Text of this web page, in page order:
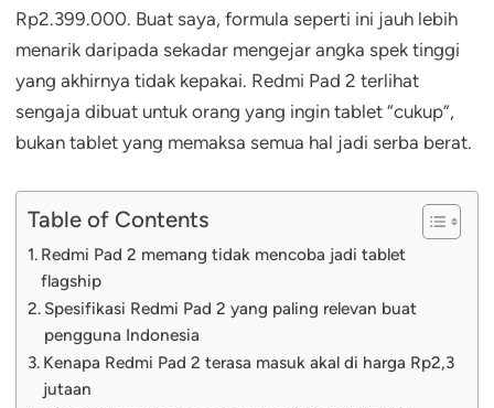
Rp2.399.000. Buat saya, formula seperti ini jauh lebih
menarik daripada sekadar mengejar angka spek tinggi
yang akhirnya tidak kepakai. Redmi Pad 2 terlihat
sengaja dibuat untuk orang yang ingin tablet “cukup”,
bukan tablet yang memaksa semua hal jadi serba berat.
Table of Contents
Redmi Pad 2 memang tidak mencoba jadi tablet
flagship
Spesifikasi Redmi Pad 2 yang paling relevan buat
pengguna Indonesia
Kenapa Redmi Pad 2 terasa masuk akal di harga Rp2,3
jutaan